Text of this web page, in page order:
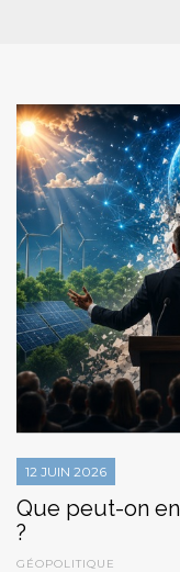
12 JUIN 2026
Que peut-on
?
GÉOPOLITIQUE